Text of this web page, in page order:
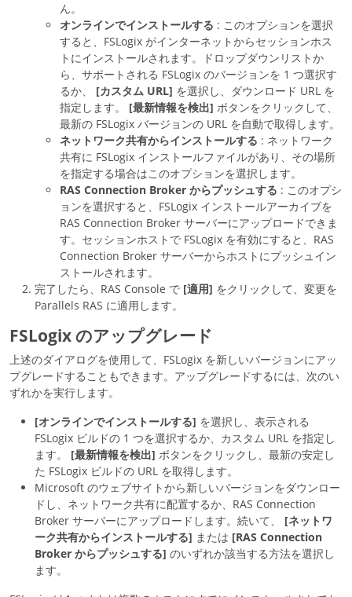
ん。
オンラインでインストールする : このオプションを選択
すると、FSLogix がインターネットからセッションホス
トにインストールされます。ドロップダウンリストか
ら、サポートされる FSLogix のバージョンを 1 つ選択す
るか、 [カスタム URL] を選択し、ダウンロード URL を
指定します。 [最新情報を検出] ボタンをクリックして、
最新の FSLogix バージョンの URL を自動で取得します。
ネットワーク共有からインストールする : ネットワーク
共有に FSLogix インストールファイルがあり、その場所
を指定する場合はこのオプションを選択します。
RAS Connection Broker からプッシュする : このオプシ
ョンを選択すると、FSLogix インストールアーカイブを
RAS Connection Broker サーバーにアップロードできま
す。セッションホストで FSLogix を有効にすると、RAS
Connection Broker サーバーからホストにプッシュイン
ストールされます。
完了したら、RAS Console で [適用] をクリックして、変更を
Parallels RAS に適用します。
FSLogix のアップグレード
上述のダイアログを使用して、FSLogix を新しいバージョンにアッ
プグレードすることもできます。アップグレードするには、次のい
ずれかを実行します。
[オンラインでインストールする] を選択し、表示される
FSLogix ビルドの 1 つを選択するか、カスタム URL を指定し
ます。 [最新情報を検出] ボタンをクリックし、最新の安定し
た FSLogix ビルドの URL を取得します。
Microsoft のウェブサイトから新しいバージョンをダウンロー
ドし、ネットワーク共有に配置するか、RAS Connection
Broker サーバーにアップロードします。続いて、 [ネットワ
ーク共有からインストールする] または [RAS Connection
Broker からプッシュする] のいずれか該当する方法を選択し
ます。